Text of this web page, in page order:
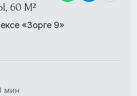
60 М²
«Зорге 9»
мин